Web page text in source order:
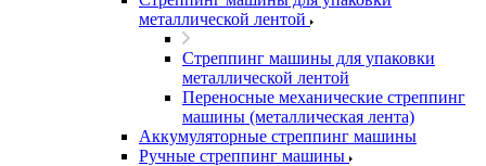
металлической лентой
Стреппинг машины для упаковки
металлической лентой
Переносные механические стреппинг
машины (металлическая лента)
Аккумуляторные стреппинг машины
Ручные стреппинг машины